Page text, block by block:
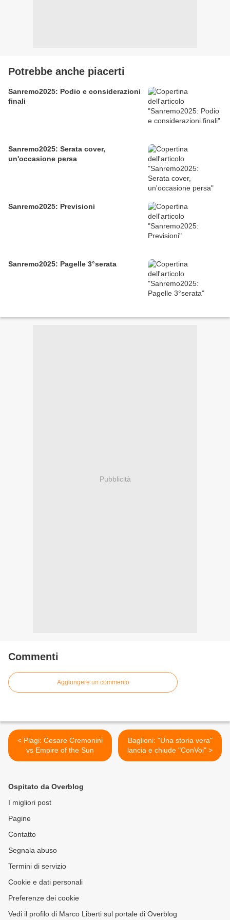
Potrebbe anche piacerti
Sanremo2025: Podio e considerazioni
finali
Sanremo2025: Serata cover,
un'occasione persa
Sanremo2025: Previsioni
Sanremo2025: Pagelle 3°serata
Pubblicità
Commenti
Aggiungere un commento
< Plagi: Cesare Cremonini
vs Empire of the Sun
Baglioni: "Una storia vera"
lancia e chiude "ConVoi" >
Ospitato da Overblog
I migliori post
Pagine
Contatto
Segnala abuso
Termini di servizio
Cookie e dati personali
Preferenze dei cookie
Vedi il profilo di Marco Liberti sul portale di Overblog